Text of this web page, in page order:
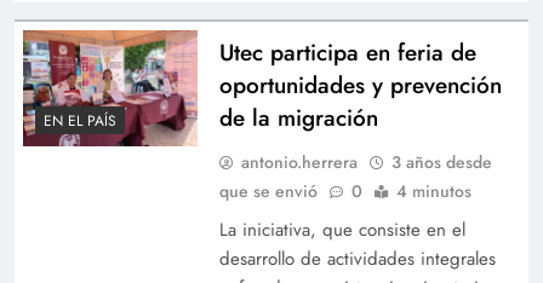
EN EL PAÍS
Utec participa en feria de
oportunidades y prevención
de la migración
antonio.herrera
3 años desde
que se envió
0 4 minutos
La iniciativa, que consiste en el
desarrollo de actividades integrales